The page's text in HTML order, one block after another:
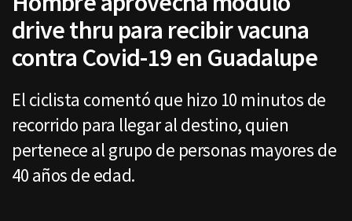
drive thru para recibir vacuna
contra Covid-19 en Guadalupe
El ciclista comentó que hizo 10 minutos de
recorrido para llegar al destino, quien
pertenece al grupo de personas mayores de
40 años de edad.